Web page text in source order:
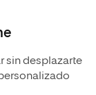
sin desplazarte